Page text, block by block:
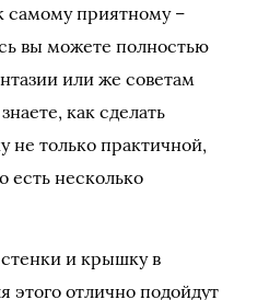
самому приятному –
вы можете полностью
или же советам
как сделать
не только практичной,
есть несколько
и крышку в
этого отлично подойдут